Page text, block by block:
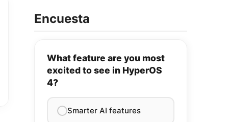
Encuesta
What feature are you most
excited to see in HyperOS
4?
Smarter AI features